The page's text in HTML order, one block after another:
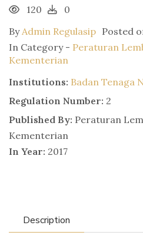
120
0
ByAdmin Regulasip Posted
In Category - Peraturan
Kementerian
Institutions: Badan Tenaga
Regulation Number: 2
Published By: Peraturan
Kementerian
In Year: 2017
Description